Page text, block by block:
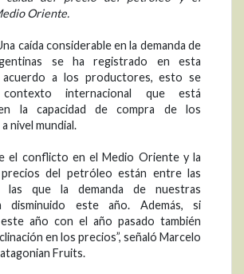
Oriente.
caída considerable en la demanda de
se ha registrado en esta
acuerdo a los productores, esto se
internacional que está
la capacidad de compra de los
nivel mundial.
el conflicto en el Medio Oriente y la
del petróleo están entre las
las que la demanda de nuestras
disminuido este año. Además, si
año con el año pasado también
en los precios”, señaló Marcelo
Fruits.